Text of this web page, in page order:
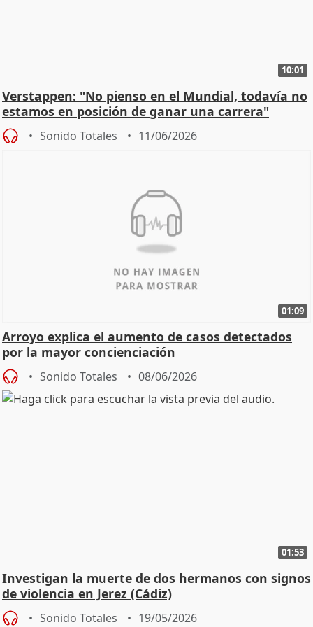
10:01
Verstappen: "No pienso en el Mundial, todavía no
estamos en posición de ganar una carrera"
Sonido Totales 11/06/2026
01:09
Arroyo explica el aumento de casos detectados
por la mayor concienciación
Sonido Totales 08/06/2026
01:53
Investigan la muerte de dos hermanos con signos
de violencia en Jerez (Cádiz)
Sonido Totales 19/05/2026